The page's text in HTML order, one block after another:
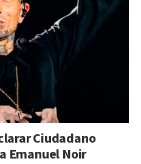
Ciudadano
Emanuel Noir